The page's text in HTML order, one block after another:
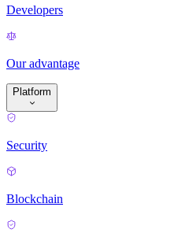
Developers
Our advantage
Platform
Security
Blockchain